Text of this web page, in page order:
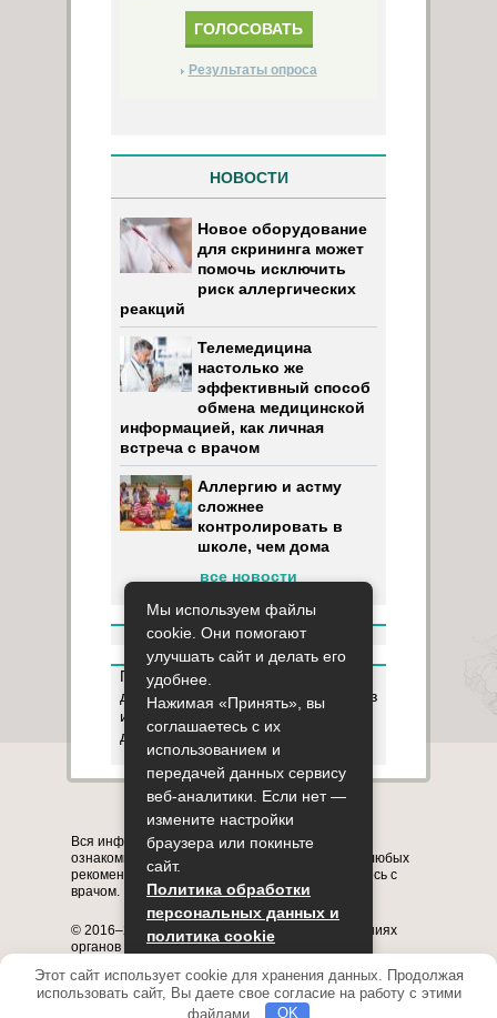
Результаты опроса
НОВОСТИ
Новое оборудование
для скрининга может
помочь исключить
риск аллергических
реакций
Телемедицина
настолько же
эффективный способ
обмена медицинской
информацией, как личная
встреча с врачом
Аллергию и астму
сложнее
контролировать в
школе, чем дома
все новости
Пользуясь данным ресурсом вы
даёте разрешение на сбор, анализ
и хранение своих персональных
данных согласно Правилам
Карта сайта О сайте Контакты
Вся информация на сайте представлена в
ознакомительных целях. Перед применением любых
рекомендаций обязательно проконсультируйтесь с
врачом.
© 2016–2026, медицинский портал о заболеваниях
органов системы дыхания astmania.ru
сайта без указания активной ссылки на него
запрещено.
Мы используем файлы
cookie. Они помогают
улучшать сайт и делать его
удобнее.
Нажимая «Принять», вы
соглашаетесь с их
использованием и
передачей данных сервису
веб-аналитики. Если нет —
измените настройки
браузера или покиньте
сайт.
Политика обработки
персональных данных и
политика cookie
Принять
Этот сайт использует cookie для хранения данных. Продолжая
использовать сайт, Вы даете свое согласие на работу с этими
файлами.
OK